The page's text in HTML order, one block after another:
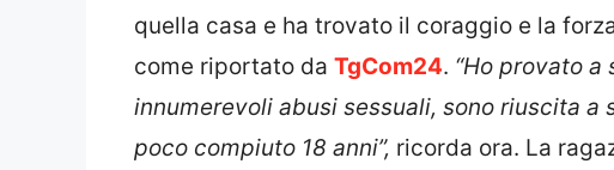
quella casa e ha trovato il coraggio e la
come riportato da TgCom24. “Ho provato
innumerevoli abusi sessuali, sono riuscita
poco compiuto 18 anni”, ricorda ora. La